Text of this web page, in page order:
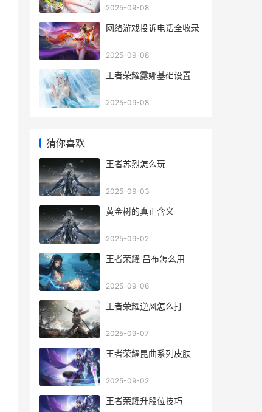
2025-09-08
网络游戏投诉电话全收录
2025-09-08
王者荣耀露娜基础设置
2025-09-08
猜你喜欢
王者苏烈怎么玩
2025-09-03
黄金树的真正含义
2025-09-02
王者荣耀 吕布怎么用
2025-09-06
王者荣耀逆风怎么打
2025-09-07
王者荣耀昆曲系列皮肤
2025-09-02
王者荣耀升段位技巧